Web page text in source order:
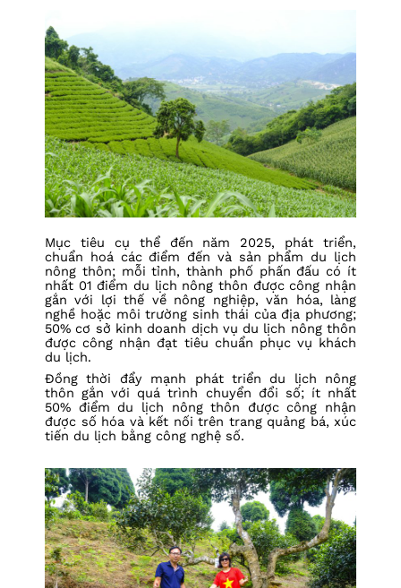
Mục tiêu cụ thể đến năm 2025, phát triển,
chuẩn hoá các điểm đến và sản phẩm du lịch
nông thôn; mỗi tỉnh, thành phố phấn đấu có ít
nhất 01 điểm du lịch nông thôn được công nhận
gắn với lợi thế về nông nghiệp, văn hóa, làng
nghề hoặc môi trường sinh thái của địa phương;
50% cơ sở kinh doanh dịch vụ du lịch nông thôn
được công nhận đạt tiêu chuẩn phục vụ khách
du lịch.
Đồng thời đẩy mạnh phát triển du lịch nông
thôn gắn với quá trình chuyển đổi số; ít nhất
50% điểm du lịch nông thôn được công nhận
được số hóa và kết nối trên trang quảng bá, xúc
tiến du lịch bằng công nghệ số.